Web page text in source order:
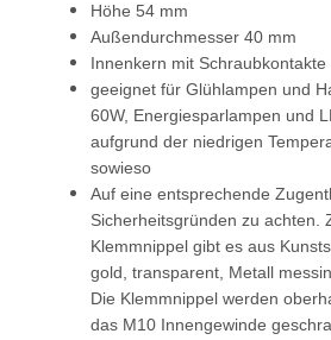
Höhe 54 mm
Außendurchmesser 40 mm
Innenkern mit Schraubkontakte
geeignet für Glühlampen und
60W, Energiesparlampen und
aufgrund der niedrigen
sowieso
Auf eine entsprechende
Sicherheitsgründen zu achten.
Klemmnippel gibt es aus
gold, transparent, Metall
Die Klemmnippel werden
das M10 Innengewinde